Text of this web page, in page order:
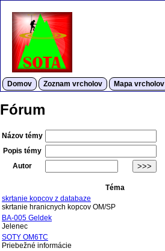
Domov Zoznam vrcholov Mapa vrcholov
Fórum
Názov témy
Popis témy
Autor
Téma
skrtanie kopcov z databaze
skrtanie hranicnych kopcov OM/SP
BA-005 Geldek
Jelenec
SOTY OM6TC
Priebežné informácie